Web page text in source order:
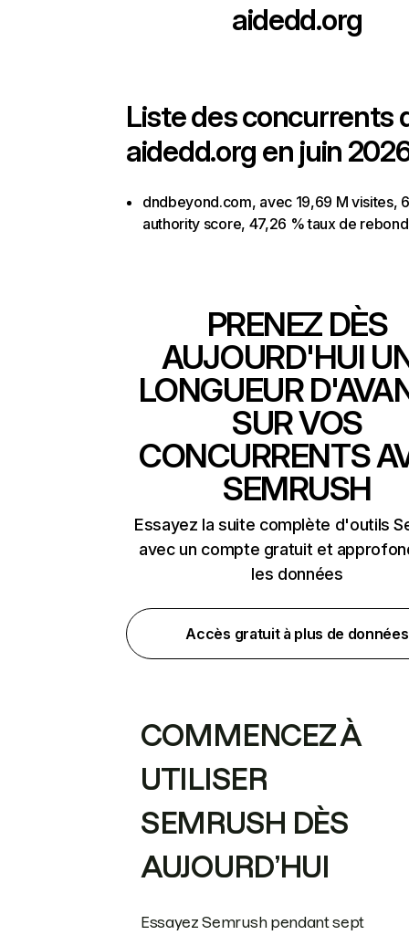
aidedd.org
Liste des concurrents
aidedd.org en juin
dndbeyond.com, avec 19,69 M visites,
authority score, 47,26 % taux de rebond
PRENEZ DÈS
AUJOURD'HUI
LONGUEUR
SUR VOS
CONCURRENTS
SEMRUSH
Essayez la suite complète d'outils
avec un compte gratuit et
les données
Accès gratuit à plus de données
COMMENCEZ À
UTILISER
SEMRUSH DÈS
AUJOURD’HUI
Essayez Semrush pendant sept